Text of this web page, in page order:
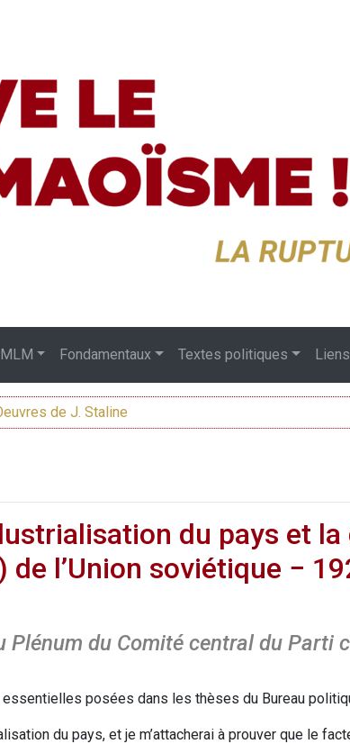
Fondamentaux Textes politiques Liens
de J. Staline
du pays et
l’Union soviétique −
Plénum du Comité central du Parti
posées dans les thèses du Bureau
du pays, et je m’attacherai à prouver que le